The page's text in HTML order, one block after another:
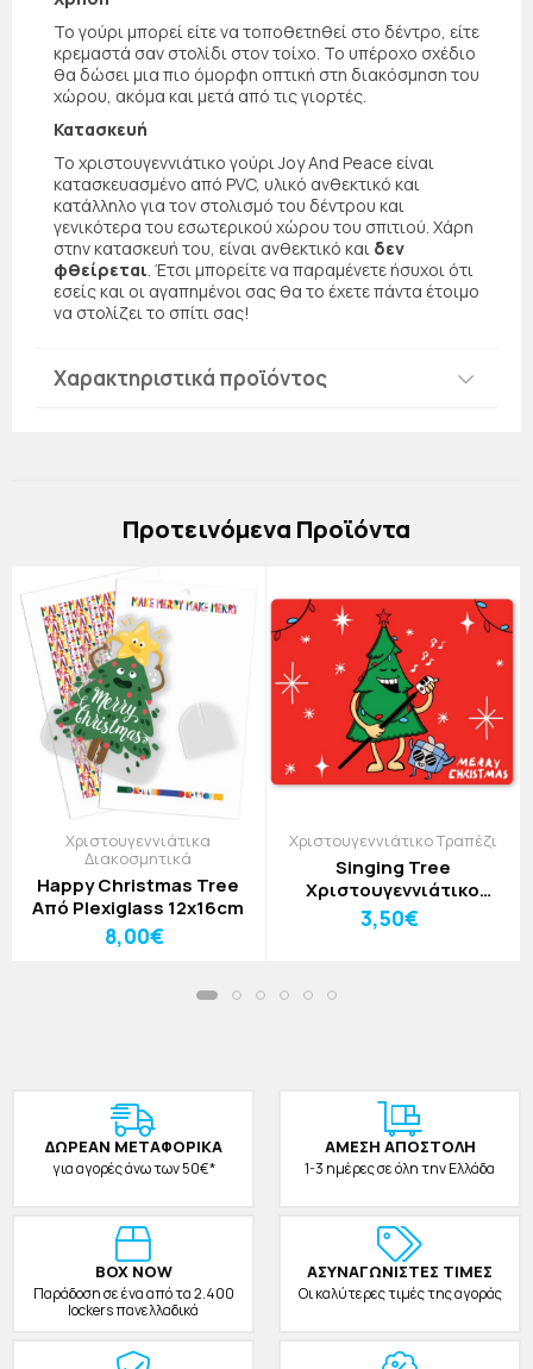
Το γούρι μπορεί είτε να τοποθετηθεί στο δέντρο, είτε
κρεμαστά σαν στολίδι στον τοίχο. Το υπέροχο σχέδιο
θα δώσει μια πιο όμορφη οπτική στη διακόσμηση του
χώρου, ακόμα και μετά από τις γιορτές.
Κατασκευή
Το χριστουγεννιάτικο γούρι Joy And Peace είναι
κατασκευασμένο από PVC, υλικό ανθεκτικό και
κατάλληλο για τον στολισμό του δέντρου και
γενικότερα του εσωτερικού χώρου του σπιτιού. Χάρη
στην κατασκευή του, είναι ανθεκτικό και δεν
φθείρεται . Έτσι μπορείτε να παραμένετε ήσυχοι ότι
εσείς και οι αγαπημένοι σας θα το έχετε πάντα έτοιμο
να στολίζει το σπίτι σας!
Χαρακτηριστικά προϊόντος
Πρoτεινόμενα Προϊόντα
Χριστουγεννιάτικα
Διακοσμητικά
Happy Christmas Tree
Από Plexiglass 12x16cm
8,00€
Χριστουγεννιάτικο Τραπέζι
Singing Tree
Χριστουγεννιάτικο
Σουπλά Από PVC Με
Εκτύπωση 33x43cm
3,50€
ΔΩΡΕAΝ ΜΕΤΑΦΟΡΙΚΑ
για αγορές άνω των 50€*
ΑΜΕΣΗ ΑΠΟΣΤΟΛΗ
1-3 ημέρες σε όλη την Ελλάδα
BOX NOW
Παράδοση σε ένα από τα 2.400
lockers πανελλαδικά
ΑΣΥΝΑΓΩΝΙΣΤΕΣ ΤΙΜΕΣ
Οι καλύτερες τιμές της αγοράς